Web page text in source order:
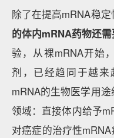
除了在提高mRNA稳定
的体内mRNA药物还需
验，从裸mRNA开始
剂，已经趋同于越来
mRNA的生物医学用
领域：直接体内给予
对癌症的治疗性mRNA